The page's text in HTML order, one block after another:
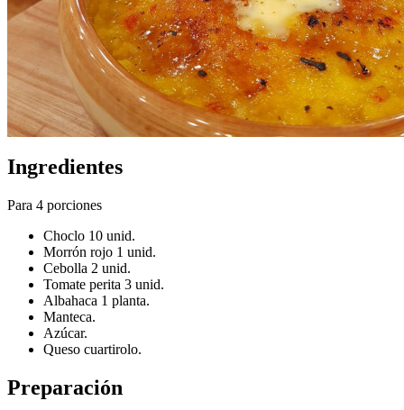
Ingredientes
Para 4 porciones
Choclo 10 unid.
Morrón rojo 1 unid.
Cebolla 2 unid.
Tomate perita 3 unid.
Albahaca 1 planta.
Manteca.
Azúcar.
Queso cuartirolo.
Preparación